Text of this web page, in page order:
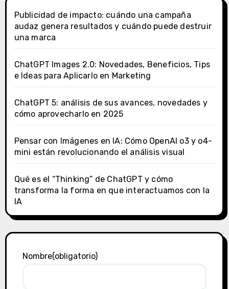
Publicidad de impacto: cuándo una campaña
audaz genera resultados y cuándo puede destruir
una marca
ChatGPT Images 2.0: Novedades, Beneficios, Tips
e Ideas para Aplicarlo en Marketing
ChatGPT 5: análisis de sus avances, novedades y
cómo aprovecharlo en 2025
Pensar con Imágenes en IA: Cómo OpenAI o3 y o4-
mini están revolucionando el análisis visual
Qué es el “Thinking” de ChatGPT y cómo
transforma la forma en que interactuamos con la
IA
Nombre(obligatorio)